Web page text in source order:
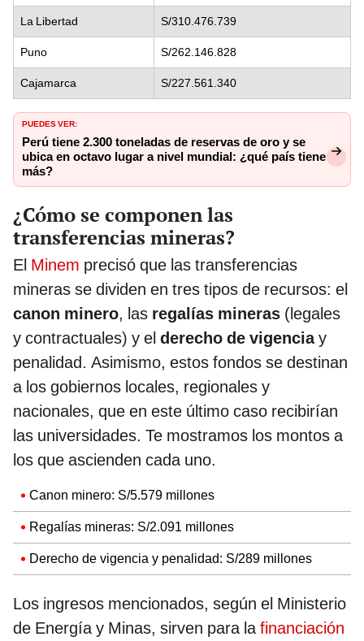
La Libertad S/310.476.739
Puno S/262.146.828
Cajamarca S/227.561.340
PUEDES VER:
Perú tiene 2.300 toneladas de reservas de oro y se
ubica en octavo lugar a nivel mundial: ¿qué país tiene
más?
¿Cómo se componen las
transferencias mineras?
El Minem precisó que las transferencias
mineras se dividen en tres tipos de recursos: el
canon minero, las regalías mineras (legales
y contractuales) y el derecho de vigenciay
penalidad. Asimismo, estos fondos se destinan
a los gobiernos locales, regionales y
nacionales, que en este último caso recibirían
las universidades. Te mostramos los montos a
los que ascienden cada uno.
Canon minero: S/5.579 millones
Regalías mineras: S/2.091 millones
Derecho de vigencia y penalidad: S/289 millones
Los ingresos mencionados, según el Ministerio
de Energía y Minas, sirven para lafinanciación